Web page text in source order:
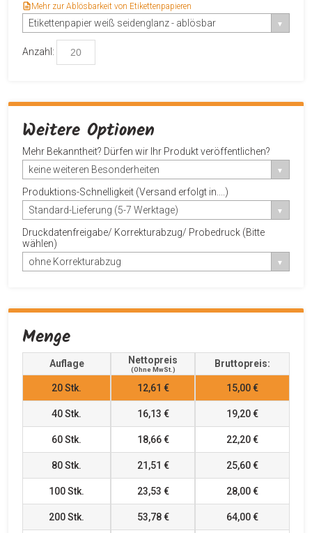
Mehr zur Ablösbarkeit von Etikettenpapieren
Etikettenpapier weiß seidenglanz - ablösbar
Anzahl:
Weitere Optionen
Mehr Bekanntheit? Dürfen wir Ihr Produkt veröffentlichen?
keine weiteren Besonderheiten
Produktions-Schnelligkeit (Versand erfolgt in....)
Standard-Lieferung (5-7 Werktage)
Druckdatenfreigabe/ Korrekturabzug/ Probedruck (Bitte
wählen)
ohne Korrekturabzug
Menge
Auflage Nettopreis
(ohne MwSt.)
Bruttopreis:
20Stk. 12,61 € 15,00 €
40Stk. 16,13 € 19,20 €
60Stk. 18,66 € 22,20 €
80Stk. 21,51 € 25,60 €
100Stk. 23,53 € 28,00 €
200Stk. 53,78 € 64,00 €